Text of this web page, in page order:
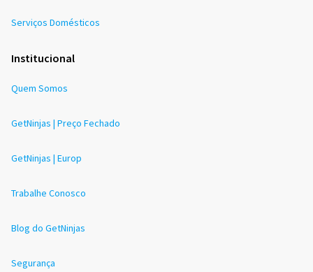
Serviços Domésticos
Institucional
Quem Somos
GetNinjas | Preço Fechado
GetNinjas | Europ
Trabalhe Conosco
Blog do GetNinjas
Segurança